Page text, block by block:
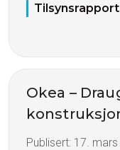
Tilsynsrapport
Okea –
Publisert: 17.